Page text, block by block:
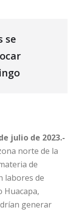
se
julio de 2023.-
norte de la
de
labores de
Huacapa,
generar